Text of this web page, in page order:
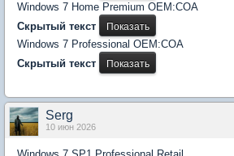
Windows 7 Home Premium OEM:COA
Скрытый текст
Windows 7 Professional OEM:COA
Скрытый текст
Serg
10 июн 2026